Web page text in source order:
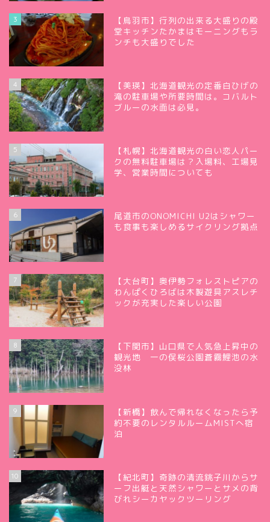
3
【鳥羽市】行列の出来る大盛りの殿
堂キッチンたかまはモーニングもラ
ンチも大盛りでした
4
【美瑛】北海道観光の定番白ひげの
滝の駐車場や所要時間は。コバルト
ブルーの水面は必見。
5
【札幌】北海道観光の白い恋人パー
クの無料駐車場は？入場料、工場見
学、営業時間についても
6
尾道市のONOMICHI U2はシャワー
も食事も楽しめるサイクリング拠点
7
【大台町】奥伊勢フォレストピアの
わんぱくひろばは木製遊具アスレチ
ックが充実した楽しい公園
8
【下関市】山口県で人気急上昇中の
観光地 一の俣桜公園蒼霧鯉池の水
没林
9
【新橋】飲んで帰れなくなったら予
約不要のレンタルルームMISTへ宿
泊
10
【紀北町】奇跡の清流銚子川からサ
ーフ出艇と天然シャワーとサメの背
びれシーカヤックツーリング